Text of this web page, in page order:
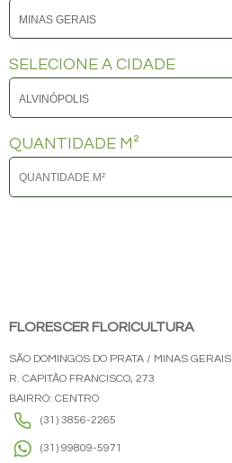
SELECIONE A CIDADE
QUANTIDADE M²
FLORESCER FLORICULTURA
SÃO DOMINGOS DO PRATA / MINAS GERAIS
R. CAPITÃO FRANCISCO, 273
BAIRRO: CENTRO
(31) 3856-2265
(31) 99809-5971